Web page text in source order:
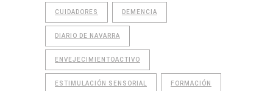
CUIDADORES DEMENCIA
DIARIO DE NAVARRA
ENVEJECIMIENTOACTIVO
ESTIMULACIÓN SENSORIAL FORMACIÓN